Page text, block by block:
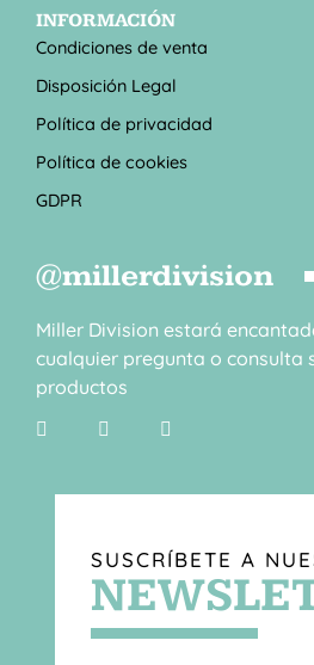
INFORMACIÓN
Condiciones de venta
Disposición Legal
Política de privacidad
Política de cookies
GDPR
@millerdivision
Miller Division estará
cualquier pregunta o consulta
productos
SUSCRÍBETE A